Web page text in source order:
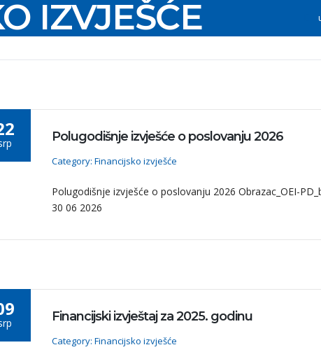
IZVJEŠĆE
Polugodišnje izvješće o poslovanju 2026
Category: Financijsko izvješće
Polugodišnje izvješće o poslovanju 2026 Obrazac_OEI-
30 06 2026
Financijski izvještaj za 2025. godinu
Category: Financijsko izvješće